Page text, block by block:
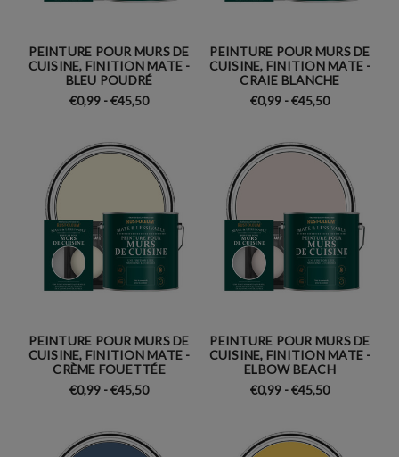
PEINTURE POUR MURS DE
CUISINE, FINITION MATE -
BLEU POUDRÉ
€0,99 - €45,50
PEINTURE POUR MURS DE
CUISINE, FINITION MATE -
CRAIE BLANCHE
€0,99 - €45,50
PEINTURE POUR MURS DE
CUISINE, FINITION MATE -
CRÈME FOUETTÉE
€0,99 - €45,50
PEINTURE POUR MURS DE
CUISINE, FINITION MATE -
ELBOW BEACH
€0,99 - €45,50